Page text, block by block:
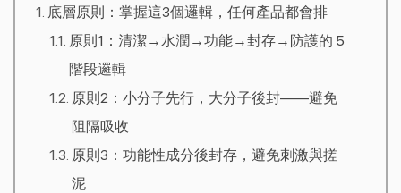
底層原則：掌握這3個邏輯，任何產品都會排
原則1：清潔→水潤→功能→封存→防護的 5
階段邏輯
原則2：小分子先行，大分子後封——避免
阻隔吸收
原則3：功能性成分後封存，避免刺激與搓
泥